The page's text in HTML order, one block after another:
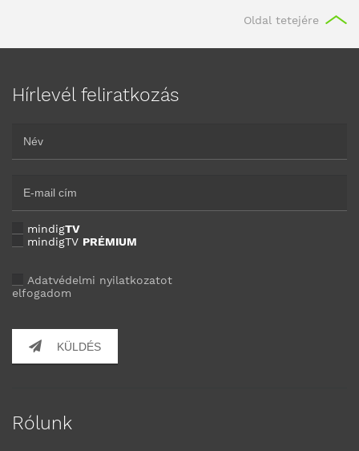
Oldal tetejére
Hírlevél feliratkozás
mindigTV
mindigTV PRÉMIUM
Adatvédelmi nyilatkozatot
elfogadom
KÜLDÉS
Rólunk